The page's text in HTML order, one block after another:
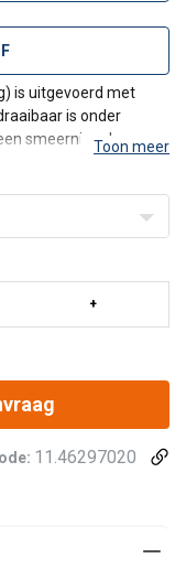
is uitgevoerd met
is onder
smeernippel voor
Toon meer
11.46297020